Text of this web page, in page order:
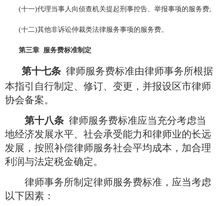
(十一)代理当事人向侦查机关提起刑事控告、举报事项的服务费;
(十二)其他非诉讼仲裁类法律服务事项的服务费。
第三章 服务费标准制定
第十七条 律师服务费标准由律师事务所根据
本指引自行制定、修订、变更，并报设区市律师
协会备案。
第十八条 律师服务费标准应当充分考虑当
地经济发展水平、社会承受能力和律师业的长远
发展，按照补偿律师服务社会平均成本，加合理
利润与法定税金确定。
律师事务所制定律师服务费标准，应当考虑
以下因素：